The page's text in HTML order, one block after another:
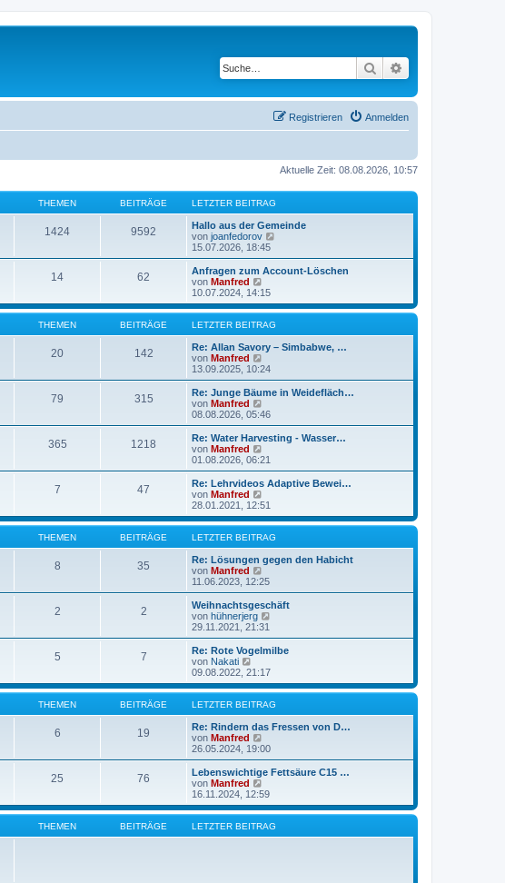
Suche
Anmelden
Registrieren
Aktuelle Zeit: 08.08.2026, 10:57
THEMEN BEITRÄGE LETZTER BEITRAG
1424 9592
Hallo aus der Gemeinde
von joanfedorov
u
e
r
e
g
15.07.2026, 18:45
14 62
Anfragen zum Account-Löschen
von Manfred
e
u
e
s
t
e
B
e
i
r
10.07.2024, 14:15
THEMEN BEITRÄGE LETZTER BEITRAG
20 142
Re: Allan Savory – Simbabwe, …
von Manfred
e
u
e
t
B
e
i
r
g
13.09.2025, 10:24
79 315
Re: Junge Bäume in Weidefläch…
von Manfred
e
u
e
t
B
e
i
t
r
a
08.08.2026, 05:46
365 1218
Re: Water Harvesting - Wasser…
von Manfred
e
u
e
t
r
B
e
i
t
r
01.08.2026, 06:21
7 47
Re: Lehrvideos Adaptive Bewei…
von Manfred
e
u
e
s
t
e
B
e
i
t
r
28.01.2021, 12:51
THEMEN BEITRÄGE LETZTER BEITRAG
8 35
Re: Lösungen gegen den Habicht
von Manfred
e
u
e
s
t
B
e
i
t
r
a
11.06.2023, 12:25
2 2
Weihnachtsgeschäft
von hühnerjerg
u
e
r
B
e
i
g
29.11.2021, 21:31
5 7
Re: Rote Vogelmilbe
von Nakati
e
u
e
s
t
e
r
B
e
i
t
r
g
09.08.2022, 21:17
THEMEN BEITRÄGE LETZTER BEITRAG
6 19
Re: Rindern das Fressen von D…
von Manfred
e
u
e
t
r
B
e
26.05.2024, 19:00
25 76
Lebenswichtige Fettsäure C15 …
von Manfred
e
u
e
s
t
16.11.2024, 12:59
THEMEN BEITRÄGE LETZTER BEITRAG